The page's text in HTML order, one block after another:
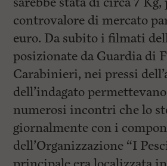
controvalore di mercato
euro. Da subito i filmati
posizionate da Guardia di
Carabinieri, nei pressi
dell’indagato
numerosi incontri che lo
giornalmente con i
dell’Organizzazione “I